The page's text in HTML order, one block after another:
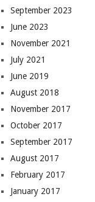
September 2023
June 2023
November 2021
July 2021
June 2019
August 2018
November 2017
October 2017
September 2017
August 2017
February 2017
January 2017